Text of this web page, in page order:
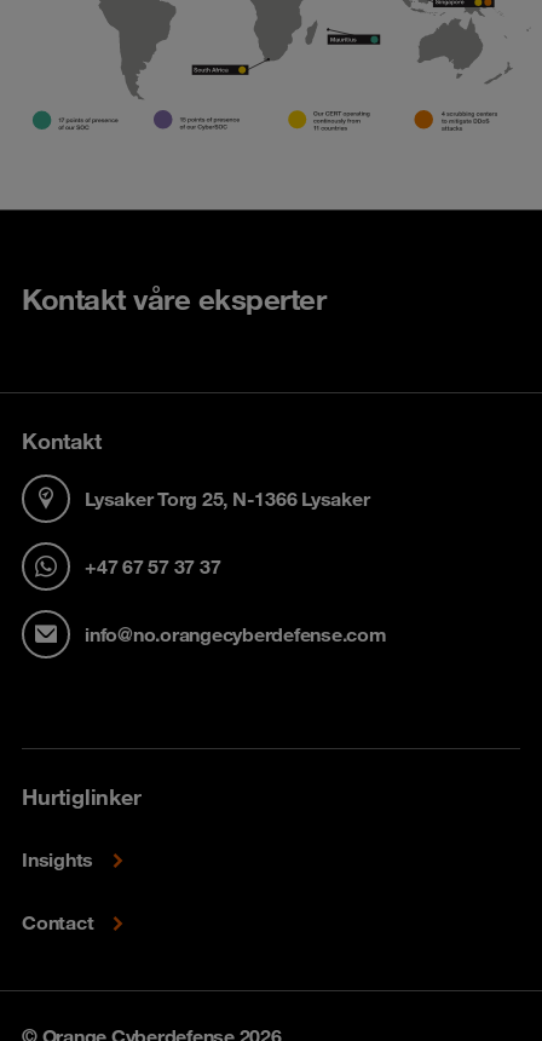
Kontakt våre eksperter
Kontakt
Lysaker Torg 25, N-1366 Lysaker
+47 67 57 37 37
info@no.orangecyberdefense.com
Hurtiglinker
Insights
Contact